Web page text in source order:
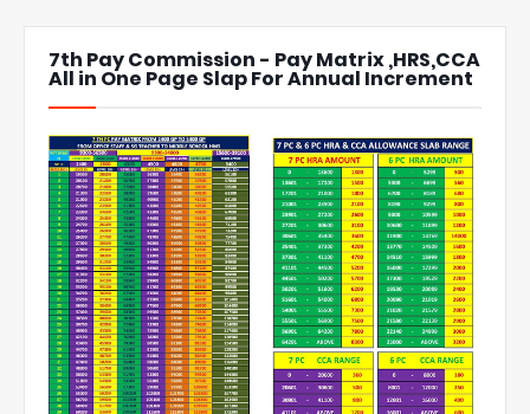
7th Pay Commission - Pay Matrix ,HRS,CCA
All in One Page Slap For Annual Increment